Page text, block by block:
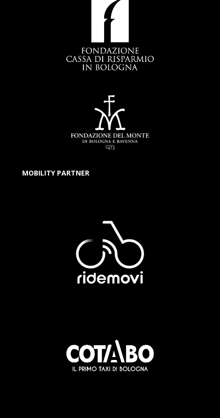
MOBILITY PARTNER